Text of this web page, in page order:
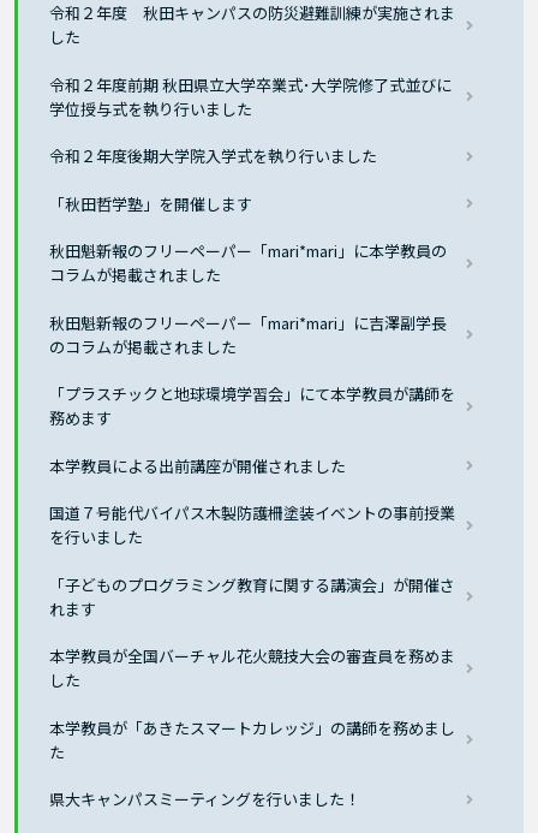
令和２年度 秋田キャンパスの防災避難訓練が実施されま
した
令和２年度前期 秋田県立大学卒業式･大学院修了式並びに
学位授与式を執り行いました
令和２年度後期大学院入学式を執り行いました
「秋田哲学塾」を開催します
秋田魁新報のフリーペーパー「mari*mari」に本学教員の
コラムが掲載されました
秋田魁新報のフリーペーパー「mari*mari」に吉澤副学長
のコラムが掲載されました
「プラスチックと地球環境学習会」にて本学教員が講師を
務めます
本学教員による出前講座が開催されました
国道７号能代バイパス木製防護柵塗装イベントの事前授業
を行いました
「子どものプログラミング教育に関する講演会」が開催さ
れます
本学教員が全国バーチャル花火競技大会の審査員を務めま
した
本学教員が「あきたスマートカレッジ」の講師を務めまし
た
県大キャンパスミーティングを行いました！